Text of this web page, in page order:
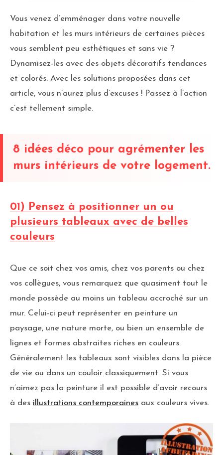
Vous venez d’emménager dans votre nouvelle
habitation et les murs intérieurs de certaines pièces
vous semblent peu esthétiques et sans vie ?
Dynamisez-les avec des objets décoratifs tendances
et colorés. Avec les solutions proposées dans cet
article, vous n’aurez plus d’excuses ! Passez à l’action
c’est tellement simple.
8 idées déco pour agrémenter les
murs intérieurs de votre logement.
01) Pensez à positionner un ou
plusieurs tableaux avec de belles
couleurs
Que ce soit chez vos amis, chez vos parents ou chez
vos collègues, vous remarquez que quasiment tout le
monde possède au moins un tableau accroché sur un
mur. Celui-ci peut représenter en peinture un
paysage, une nature morte, ou bien un ensemble de
lignes et formes abstraites riches en couleurs.
Généralement les tableaux sont visibles dans la pièce
de vie ou dans un couloir classiquement. Si vous
n’aimez pas la peinture il est possible d’avoir recours
à des illustrations contemporaines aux couleurs vives.